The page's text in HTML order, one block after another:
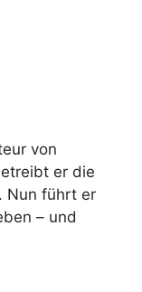
von
er die
Nun führt er
– und